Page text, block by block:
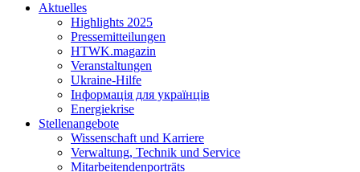
Aktuelles
Highlights 2025
Pressemitteilungen
HTWK.magazin
Veranstaltungen
Ukraine-Hilfe
Інформація для українців
Energiekrise
Stellenangebote
Wissenschaft und Karriere
Verwaltung, Technik und Service
Mitarbeitendenporträts